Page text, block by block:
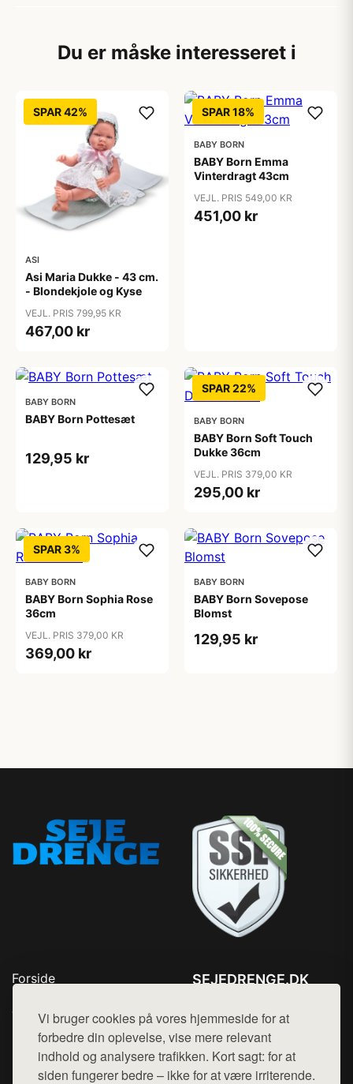
Vi bruger cookies på vores hjemmeside for at
forbedre din oplevelse, vise mere relevant
indhold og analysere trafikken. Kort sagt: for at
siden fungerer bedre – ikke for at være irriterende.
Du er måske interesseret i
SPAR 42%
ASI
Asi Maria Dukke - 43 cm.
- Blondekjole og Kyse
VEJL. PRIS 799,95 KR
467,00 kr
SPAR 18%
BABY BORN
BABY Born Emma
Vinterdragt 43cm
VEJL. PRIS 549,00 KR
451,00 kr
BABY BORN
BABY Born Pottesæt
129,95 kr
SPAR 22%
BABY BORN
BABY Born Soft Touch
Dukke 36cm
VEJL. PRIS 379,00 KR
295,00 kr
SPAR 3%
BABY BORN
BABY Born Sophia Rose
36cm
VEJL. PRIS 379,00 KR
369,00 kr
BABY BORN
BABY Born Sovepose
Blomst
129,95 kr
Forside
Top Rabatter
Kontakt
SEJEDRENGE.DK
Mail: hej@want.dk
Cookie- og privatlivspolitik